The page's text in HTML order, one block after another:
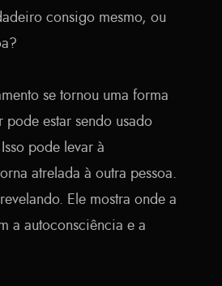
consigo mesmo, ou
se tornou uma forma
pode estar sendo usado
pode levar à
atrelada à outra pessoa.
Ele mostra onde a
a autoconsciência e a